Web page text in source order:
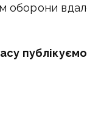
оборони